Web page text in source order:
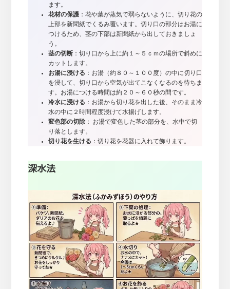
ます。
花材の保護：花や葉が蒸気で弱らないように、切り花の
上部を新聞紙でくるみ覆います。切り口の部分はお湯に
つけるため、茎の下部は新聞紙から出しておきましょ
う。
茎の切断：切り口から上に約１～５ｃｍの場所で斜めに
カットします。
お湯に浸ける ：お湯（約８０～１００度）の中に切り口
を浸して、切り口から空気が出てこなくなるのを待ちま
す。お湯につける時間は約２０～６０秒の間です。
冷水に浸ける ：お湯から切り花を出した後、そのまま冷
水の中に２時間程度浸けて水揚げします。
変色部の切除： お湯で変色した茎の部分を、水中で切
り落とします。
切り花を生ける ：切り花を花器に入れて飾ります。
深水法